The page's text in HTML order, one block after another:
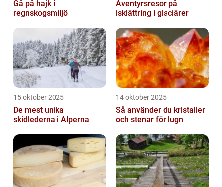
Gå på hajk i
regnskogsmiljö
Äventyrsresor på
isklättring i glaciärer
15 oktober 2025
De mest unika
skidlederna i Alperna
14 oktober 2025
Så använder du kristaller
och stenar för lugn